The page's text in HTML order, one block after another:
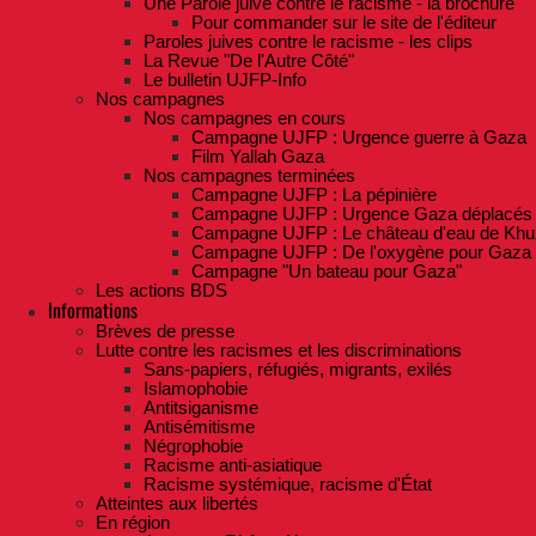
Pour commander sur le site de l'éditeur
Paroles juives contre le racisme - les clips
La Revue "De l'Autre Côté"
Le bulletin UJFP-Info
Nos campagnes
Nos campagnes en cours
Campagne UJFP : Urgence guerre à Gaza
Film Yallah Gaza
Nos campagnes terminées
Campagne UJFP : La pépinière
Campagne UJFP : Urgence Gaza déplacés
Campagne UJFP : Le château d'eau de
Campagne UJFP : De l'oxygène pour Gaza
Campagne "Un bateau pour Gaza"
Les actions BDS
Informations
Brèves de presse
Lutte contre les racismes et les discriminations
Sans-papiers, réfugiés, migrants, exilés
Islamophobie
Antitsiganisme
Antisémitisme
Négrophobie
Racisme anti-asiatique
Racisme systémique, racisme d'État
Atteintes aux libertés
En région